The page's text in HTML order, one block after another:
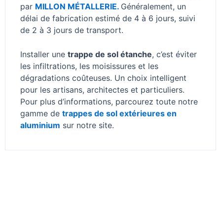
par MILLON MÉTALLERIE. Généralement, un
délai de fabrication estimé de 4 à 6 jours, suivi
de 2 à 3 jours de transport.
Installer une trappe de sol étanche, c’est éviter
les infiltrations, les moisissures et les
dégradations coûteuses. Un choix intelligent
pour les artisans, architectes et particuliers.
Pour plus d’informations, parcourez toute notre
gamme de trappes de sol extérieures en
aluminium sur notre site.